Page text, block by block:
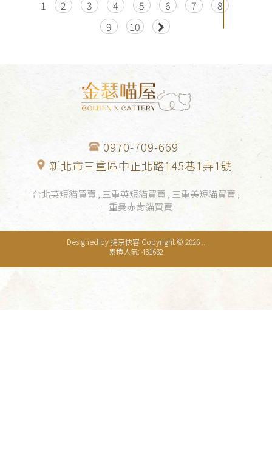
1 2 3 4 5 6 7
8
9
10
0970-709-669
新北市三重區中正北路145巷1弄1號
台北英短貓買賣 三重英短貓買賣 三重美短貓買賣
三重曼赤肯貓買賣
Designed by揚京快客 Copyright © 2026
累積人氣: 431632